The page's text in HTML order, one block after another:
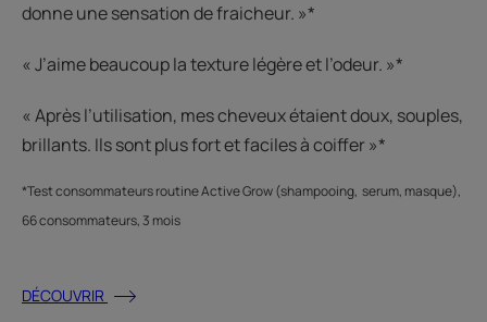
donne une sensation de fraicheur. »*
« J’aime beaucoup la texture légère et l’odeur. »*
« Après l’utilisation, mes cheveux étaient doux, souples,
brillants. Ils sont plus fort et faciles à coiffer »*
*Test consommateurs routine Active Grow (shampooing, serum, masque),
66 consommateurs, 3 mois
DÉCOUVRIR